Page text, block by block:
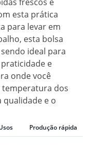
esta prática
para levar em
esta bolsa
ideal para
e
onde você
temperatura dos
e o
Produção rápida